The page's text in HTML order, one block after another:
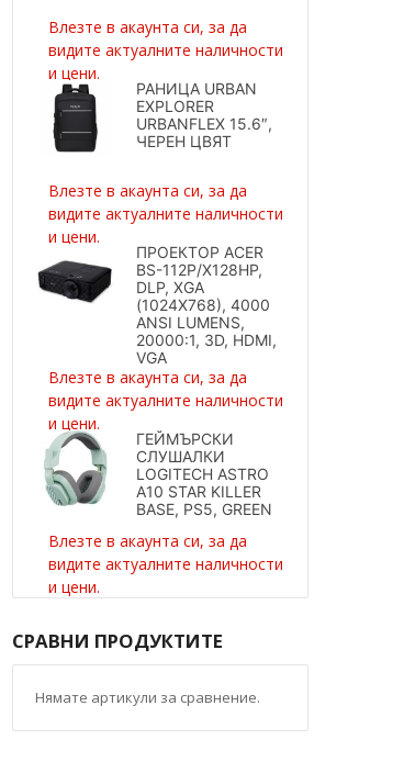
Влезте в акаунта си, за да
видите актуалните наличности
и цени.
РАНИЦА URBAN
EXPLORER
URBANFLEX 15.6″,
ЧЕРЕН ЦВЯТ
Влезте в акаунта си, за да
видите актуалните наличности
и цени.
ПРОЕКТОР ACER
BS-112P/X128HP,
DLP, XGA
(1024X768), 4000
ANSI LUMENS,
20000:1, 3D, HDMI,
VGA
Влезте в акаунта си, за да
видите актуалните наличности
и цени.
ГЕЙМЪРСКИ
СЛУШАЛКИ
LOGITECH ASTRO
A10 STAR KILLER
BASE, PS5, GREEN
Влезте в акаунта си, за да
видите актуалните наличности
и цени.
СРАВНИ ПРОДУКТИТЕ
Нямате артикули за сравнение.